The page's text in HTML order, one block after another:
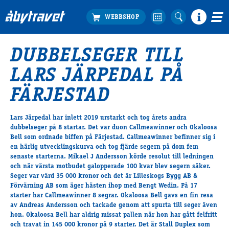
Köp biljett
Travprogrammet
Boka ställplats
Bra att veta
Restauranger
Catering by Lyon
Hotell nära oss
Nybörjar­guide
Presentkort
Tävlingsdagar
FAQ
DUBBELSEGER TILL
LARS JÄRPEDAL PÅ
FÄRJESTAD
Lars Järpedal har inlett 2019 urstarkt och tog årets andra
dubbelseger på 8 startar. Det var duon Callmeawinner och Okaloosa
Bell som ordnade biffen på Färjestad. Callmeawinner befinner sig i
en härlig utvecklingskurva och tog fjärde segern på dom fem
senaste starterna. Mikael J Andersson körde resolut till ledningen
och när värsta motbudet galopperade 100 kvar blev segern säker.
Seger var värd 35 000 kronor och det är Lilleskogs Bygg AB &
Förvärning AB som äger hästen ihop med Bengt Wedin. På 17
starter har Callmeawinner 8 segrar. Okaloosa Bell gavs en fin resa
av Andreas Andersson och tackade genom att spurta till seger även
hon. Okaloosa Bell har aldrig missat pallen när hon har gått felfritt
och travat in 145 000 kronor på 9 starter. Det är Stall Duplex som